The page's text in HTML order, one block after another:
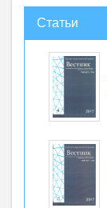
Статьи